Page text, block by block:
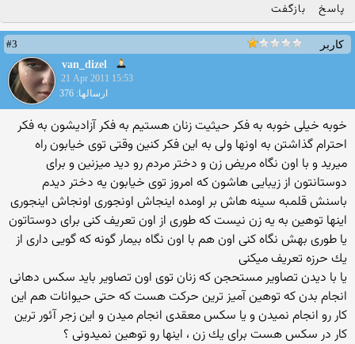
پاسخ بازگفت
کاربر
#3
van_dizel
21 Apr 2011 15:53
ارسالها: 376
خوبه خیلی خوبه به فكر حیثیت زنان هستیم به فكر آزادیشون به فكر
احترام گذاشتن به اونها ولی به این فكر كنین وقتی توی خیابون راه
میرید و با اون نگاه مریض زن و دختر مردم رو دید میزنین و برای
دوستانتون از زیبایی هاشون كه امروز توی خیابون یه دختر دیدم
باسنش قلمبه سینه هاش بر اومده اینجاش اونجوری اونجاش اینجوری
اینها توهین به یه زن نیست كه طوری از اون تعریف كنی برای دوستاتون
یا طوری بهش نگاه كنی اون هم با اون نگاه بیمار گونه كه گویی داری از
یك حرزه تعریف میكنی
یا با دیدن تصاویر مستحجن كه زنان توی اون تصاویر باید سكس دهانی
انجام بدن كه توهین آمیز ترین حركت هست كه حتی حیوانات هم این
كار رو انجام نمیدن و یا سكس معقدی انجام میدن و این زجر آئور ترین
كار در سكس هست برای یك زن ، اینها رو توهین نمیدونی ؟